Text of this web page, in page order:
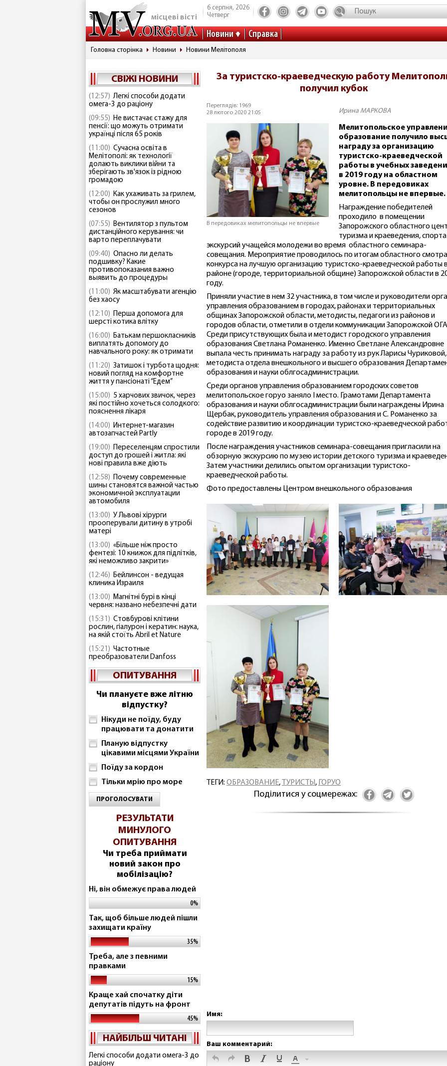
місцеві вісті
6 серпня, 2026
Четверг
Новини Справка
Головна сторінка Новини Новини Мелітополя
СВІЖІ НОВИНИ
(12:57) Легкі способи додати
омега-3 до раціону
(09:55) Не вистачає стажу для
пенсії: що можуть отримати
українці після 65 років
(11:00) Сучасна освіта в
Мелітополі: як технології
долають виклики війни та
зберігають зв'язок із рідною
громадою
(12:00) Как ухаживать за грилем,
чтобы он прослужил много
сезонов
(07:55) Вентилятор з пультом
дистанційного керування: чи
варто переплачувати
(09:40) Опасно ли делать
подшивку? Какие
противопоказания важно
выявить до процедуры
(11:00) Як масштабувати агенцію
без хаосу
(12:10) Перша допомога для
шерсті котика влітку
(16:00) Батькам першокласників
виплатять допомогу до
навчального року: як отримати
(11:20) Затишок і турбота щодня:
новий погляд на комфортне
життя у пансіонаті “Едем”
(15:00) 5 харчових звичок, через
які постійно хочеться солодкого:
пояснення лікаря
(14:00) Интернет-магазин
автозапчастей Partly
(19:00) Переселенцям спростили
доступ до грошей і житла: які
нові правила вже діють
(12:58) Почему современные
шины становятся важной частью
экономичной эксплуатации
автомобиля
(13:00) У Львові хірурги
прооперували дитину в утробі
матері
(13:00) «Більше ніж просто
фентезі: 10 книжок для підлітків,
які неможливо закрити»
(12:46) Бейлинсон - ведущая
клиника Израиля
(13:00) Магнітні бурі в кінці
червня: названо небезпечні дати
(15:31) Стовбурові клітини
рослин, гіалурон і кератин: наука,
на якій стоїть Abril et Nature
(15:21) Частотные
преобразователи Danfoss
ОПИТУВАННЯ
Чи плануєте вже літню
відпустку?
Нікуди не поїду, буду
працювати та донатити
Планую відпустку
цікавими місцями України
Поїду за кордон
Тільки мрію про море
ПРОГОЛОСУВАТИ
РЕЗУЛЬТАТИ
МИНУЛОГО
ОПИТУВАННЯ
Чи треба приймати
новий закон про
мобілізацію?
Ні, він обмежує права людей
0%
Так, щоб більше людей пішли
захищати країну
35%
Треба, але з певними
правками
15%
Краще хай спочатку діти
депутатів підуть на фронт
45%
НАЙБІЛЬШ ЧИТАНІ
Легкі способи додати омега-3 до
раціону
За туристско-краеведческую работу
получил кубок
Переглядів: 1969
28 лютого 2020 21:05
Ирина МАРКОВА
В передовиках мелитопольцы не впервые
Мелитопольское
образование получило
награду за организацию
туристско-краеведческой
работы в учебных
в 2019 году на областном
уровне. В передовиках
мелитопольцы не впервые.
Награждение победителей
проходило в помещении
Запорожского областного
туризма и краеведения,
экскурсий учащейся молодежи во время областного семинара-
совещания. Мероприятие проводилось по итогам областного
конкурса на лучшую организацию туристско-краеведческой работы
районе (городе, территориальной общине) Запорожской области в
году.
Приняли участие в нем 32 участника, в том числе и руководители
управления образованием в городах, районах и территориальных
общинах Запорожской области, методисты, педагоги из районов и
городов области, отметили в отдели коммуникации Запорожской
Среди присутствующих была и методист городского управления
образования Светлана Романенко. Именно Светлане Александровне
выпала честь принимать награду за работу из рук Ларисы Чуриковой,
методиста отдела внешкольного и высшего образования
образования и науки облгосадминистрации.
Среди органов управления образованием городских советов
мелитопольское горуо заняло I место. Грамотами Департамента
образования и науки облгосадминистрации были награждены Ирина
Щербак, руководитель управления образования и С. Романенко за
содействие развитию и координации туристско-краеведческой
городе в 2019 году.
После награждения участников семинара-совещания пригласили на
обзорную экскурсию по музею истории детского туризма и
Затем участники делились опытом организации туристско-
краеведческой работы.
Фото предоставлены Центром внешкольного образования
ТЕГИ: ОБРАЗОВАНИЕ, ТУРИСТЫ , ГОРУО
Поділитися у соцмережах:
Имя:
Ваш комментарий: